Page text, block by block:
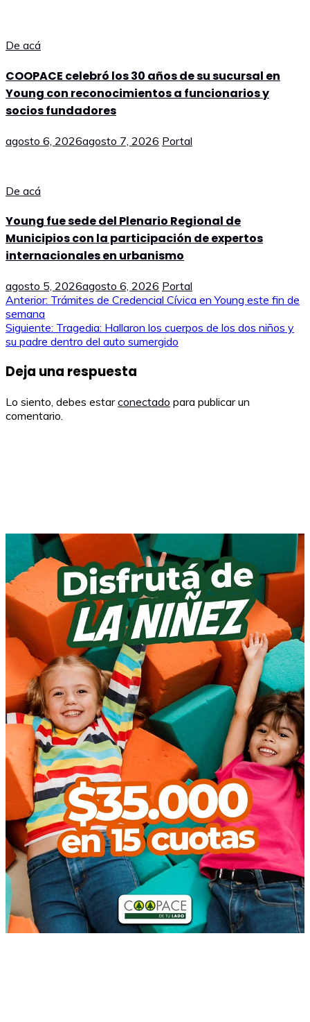
De acá
COOPACE celebró los 30 años de su sucursal en
Young con reconocimientos a funcionarios y
socios fundadores
agosto 6, 2026agosto 7, 2026 Portal
De acá
Young fue sede del Plenario Regional de
Municipios con la participación de expertos
internacionales en urbanismo
agosto 5, 2026agosto 6, 2026 Portal
Navegación
de
entradas
Anterior: Trámites de Credencial Cívica en Young este fin de
semana
Siguiente: Tragedia: Hallaron los cuerpos de los dos niños y
su padre dentro del auto sumergido
Deja una respuesta
Lo siento, debes estarconectado para publicar un
comentario.